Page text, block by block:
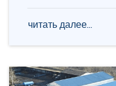
читать далее...